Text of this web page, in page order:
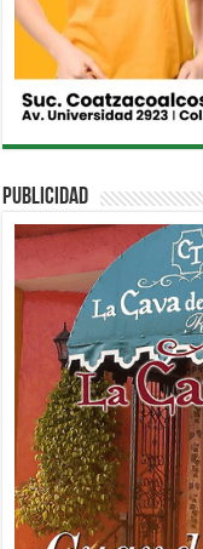
PUBLICIDAD